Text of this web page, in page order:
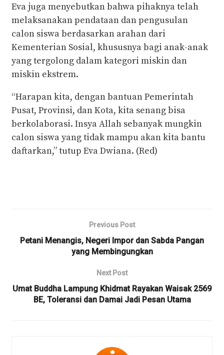
Eva juga menyebutkan bahwa pihaknya telah
melaksanakan pendataan dan pengusulan
calon siswa berdasarkan arahan dari
Kementerian Sosial, khususnya bagi anak-anak
yang tergolong dalam kategori miskin dan
miskin ekstrem.
“Harapan kita, dengan bantuan Pemerintah
Pusat, Provinsi, dan Kota, kita senang bisa
berkolaborasi. Insya Allah sebanyak mungkin
calon siswa yang tidak mampu akan kita bantu
daftarkan,” tutup Eva Dwiana. (Red)
Previous Post
Petani Menangis, Negeri Impor dan Sabda Pangan
yang Membingungkan
Next Post
Umat Buddha Lampung Khidmat Rayakan Waisak 2569
BE, Toleransi dan Damai Jadi Pesan Utama